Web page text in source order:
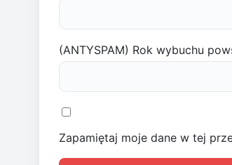
(ANTYSPAM) Rok wybuchu
Zapamiętaj moje dane w tej